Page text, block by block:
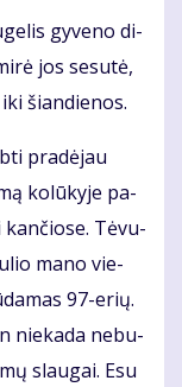
gy­ve­no di­
jos se­su­tė,
šian­die­nos.
pra­dė­jau
ko­lū­ky­je pa­
kan­čio­se. Tė­vu­
ma­no vie­
97-erių.
nie­ka­da ne­bu­
slau­gai. Esu